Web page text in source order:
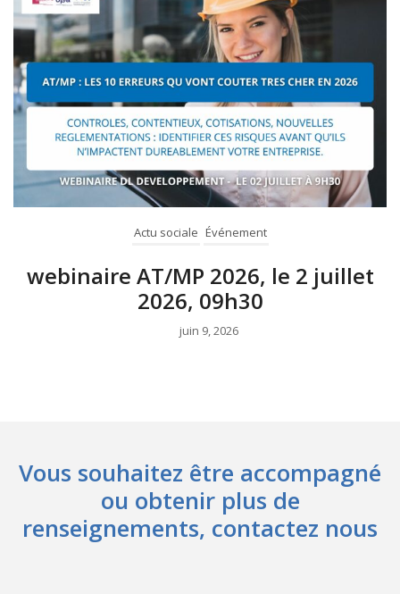
Actu sociale Événement
webinaire AT/MP 2026, le 2 juillet
2026, 09h30
juin 9, 2026
Vous souhaitez être accompagné
ou obtenir plus de
renseignements, contactez nous